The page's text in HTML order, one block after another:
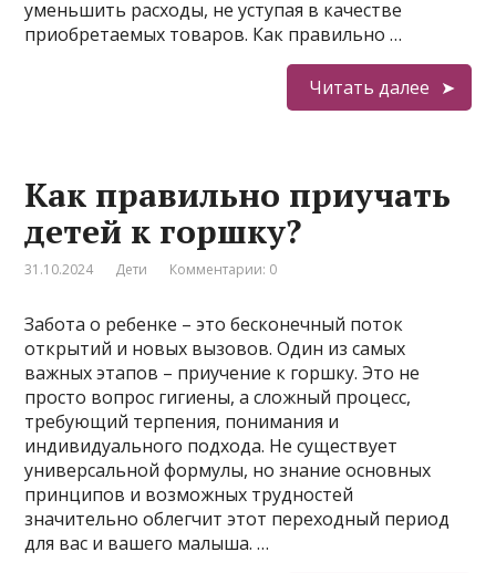
уменьшить расходы, не уступая в качестве
приобретаемых товаров. Как правильно …
Читать далее
Как правильно приучать
детей к горшку?
31.10.2024 Дети Комментарии: 0
Забота о ребенке – это бесконечный поток
открытий и новых вызовов. Один из самых
важных этапов – приучение к горшку. Это не
просто вопрос гигиены, а сложный процесс,
требующий терпения, понимания и
индивидуального подхода. Не существует
универсальной формулы, но знание основных
принципов и возможных трудностей
значительно облегчит этот переходный период
для вас и вашего малыша. …